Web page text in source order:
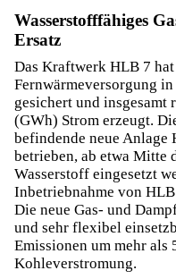
Wasserstofffähiges
Ersatz
Das Kraftwerk HLB 7
Fernwärmeversorgung
gesichert und insgesamt
(GWh) Strom erzeugt.
befindende neue Anlage
betrieben, ab etwa Mitte
Wasserstoff eingesetzt
Inbetriebnahme von
Die neue Gas- und
und sehr flexibel
Emissionen um mehr als
Kohleverstromung.